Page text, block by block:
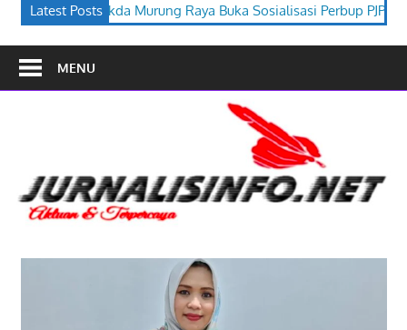
Latest Posts
Buka Sosialisasi Perbup PJPK 2026–2030 Festival
MENU